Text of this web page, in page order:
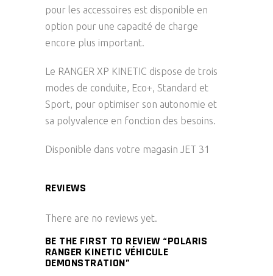
pour les accessoires est disponible en
option pour une capacité de charge
encore plus important.
Le RANGER XP KINETIC dispose de trois
modes de conduite, Eco+, Standard et
Sport, pour optimiser son autonomie et
sa polyvalence en fonction des besoins.
Disponible dans votre magasin JET 31
REVIEWS
There are no reviews yet.
BE THE FIRST TO REVIEW “POLARIS
RANGER KINETIC VÉHICULE
DEMONSTRATION”